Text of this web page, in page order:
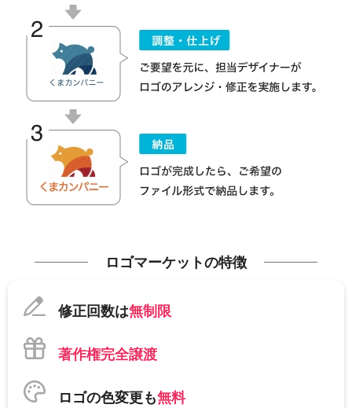
ロゴマーケットの特徴
修正回数は無制限
著作権完全譲渡
ロゴの色変更も無料